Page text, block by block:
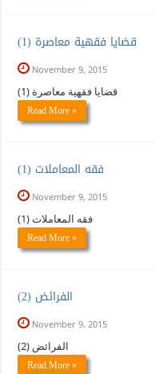
(1) قضايا فقهية معاصرة
November 9, 2015
(1) قضايا فقهية معاصرة
Read More »
(1) فقه المعاملات
November 9, 2015
(1) فقه المعاملات
Read More »
(2) الفرائض
November 9, 2015
(2) الفرائض
Read More »